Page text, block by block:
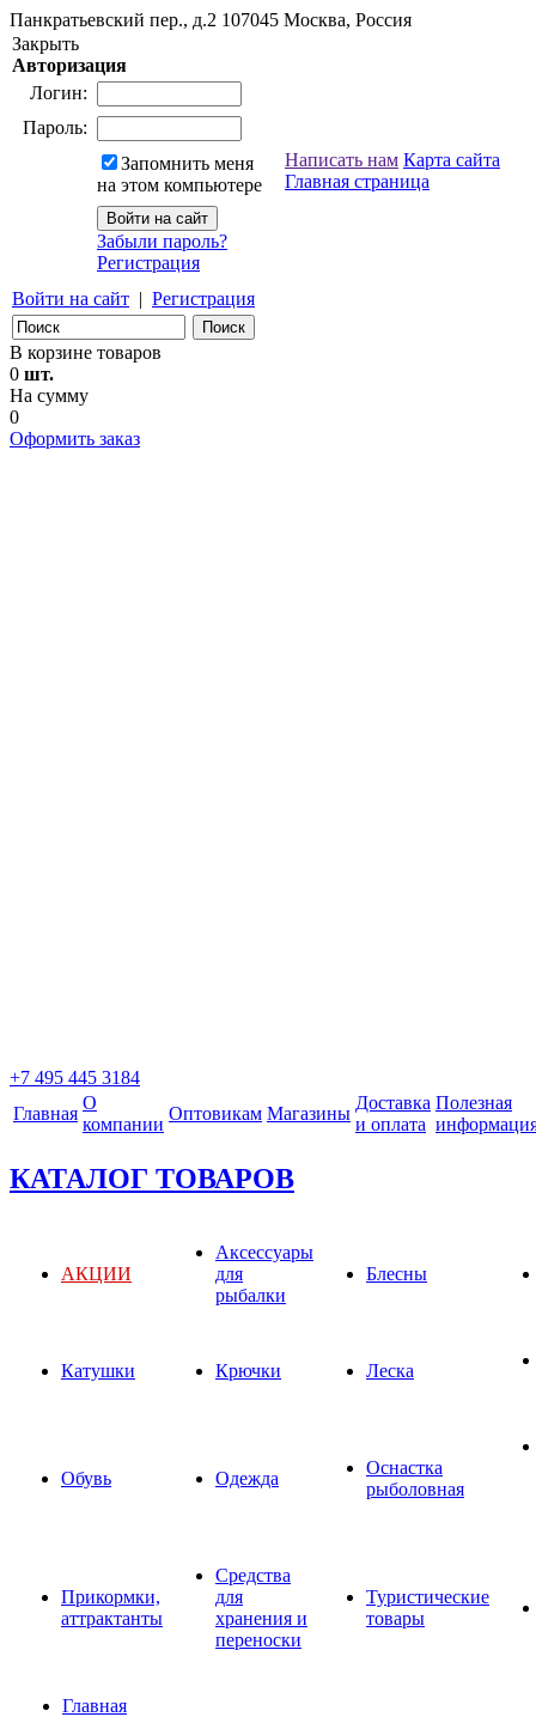
Панкратьевский пер., д.2 107045 Москва, Россия
Закрыть
Авторизация
Логин:
Пароль:
Запомнить меня
на этом компьютере
Забыли пароль?
Регистрация
Войти на сайт | Регистрация
Написать нам Карта сайта
Главная страница
В корзине товаров
0 шт.
На сумму
0
Оформить заказ
+7 495 445 3184
Главная
О
компании
Оптовикам Магазины
Доставка
и оплата
Полезная
КАТАЛОГ ТОВАРОВ
АКЦИИ
Аксессуары
для
рыбалки
Блесны
Катушки Крючки Леска
Обувь Одежда
Оснастка
рыболовная
Прикормки,
аттрактанты
Средства
для
хранения и
переноски
Туристические
товары
Главная